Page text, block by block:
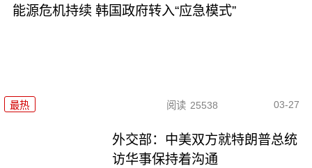
能源危机持续 韩国政府转入“应急模式”
最热 阅读 25538 03-27
外交部：中美双方就特朗普总统
访华事保持着沟通